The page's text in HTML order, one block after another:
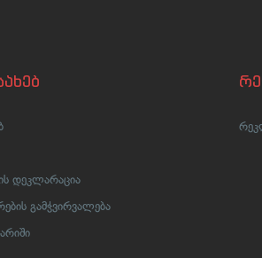
დეკლარაცია
გამჭვირვალება